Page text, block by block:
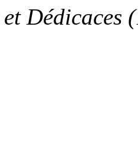
Dédicaces